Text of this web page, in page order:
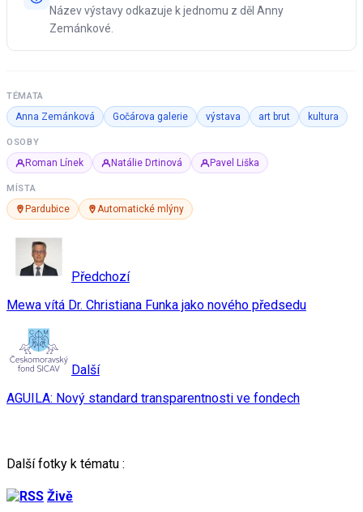
Název výstavy odkazuje k jednomu z děl Anny
Zemánkové.
TÉMATA
Anna Zemánková Gočárova galerie výstava art brut kultura
OSOBY
Roman Línek Natálie Drtinová Pavel Liška
MÍSTA
Pardubice Automatické mlýny
Předchozí
Mewa vítá Dr. Christiana Funka jako nového předsedu
Další
AGUILA: Nový standard transparentnosti ve fondech
Další fotky k tématu :
Živě